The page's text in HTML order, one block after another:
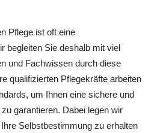
Pflege ist oft eine
begleiten Sie deshalb mit viel
und Fachwissen durch diese
qualifizierten Pflegekräfte arbeiten
um Ihnen eine sichere und
garantieren. Dabei legen wir
Selbstbestimmung zu erhalten